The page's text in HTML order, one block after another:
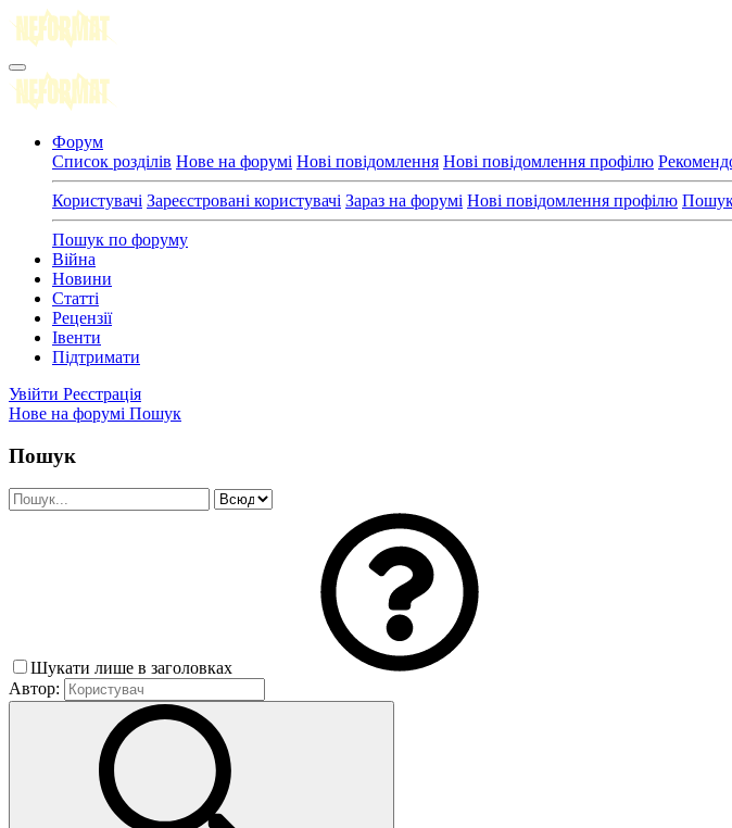
Форум
Список розділів Нове на форумі Нові повідомлення Нові повідомлення профілю
Користувачі Зареєстровані користувачі Зараз на форумі Нові повідомлення профілю Пошук
Пошук по форуму
Війна
Новини
Статті
Рецензії
Івенти
Підтримати
Увійти Реєстрація
Нове на форумі Пошук
Пошук
Шукати лише в заголовках
Автор: